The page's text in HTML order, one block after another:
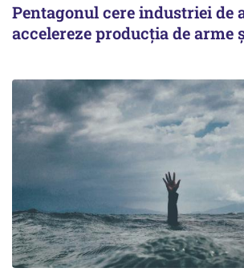
Pentagonul cere industriei de
accelereze producția de arme